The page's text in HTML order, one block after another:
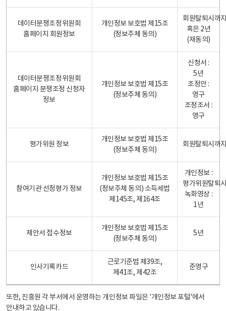
데이터분쟁조정위원회
홈페이지 회원정보
개인정보 보호법 제15조
(정보주체 동의)
회원탈퇴시까
혹은 2년
(재동의)
데이터분쟁조정위원회
홈페이지 분쟁조정 신청자
정보
개인정보 보호법 제15조
(정보주체 동의)
신청서 :
5년
조정안 :
영구
조정조서 :
영구
평가위원 정보
개인정보 보호법 제15조
(정보주체 동의)
회원탈퇴시까
참여기관 선정평가 정보
개인정보 보호법 제15조
(정보주체 동의) 소득세법
제145조, 제164조
개인정보 :
평가위원탈퇴
녹화영상 :
1년
제안서 접수정보
개인정보 보호법 제15조
(정보주체 동의)
5년
인사기록카드
근로기준법 제39조,
제41조, 제42조
준영구
또한, 진흥원 각 부서에서 운영하는 개인정보 파일은 '개인정보 포털'에서
안내하고 있습니다.